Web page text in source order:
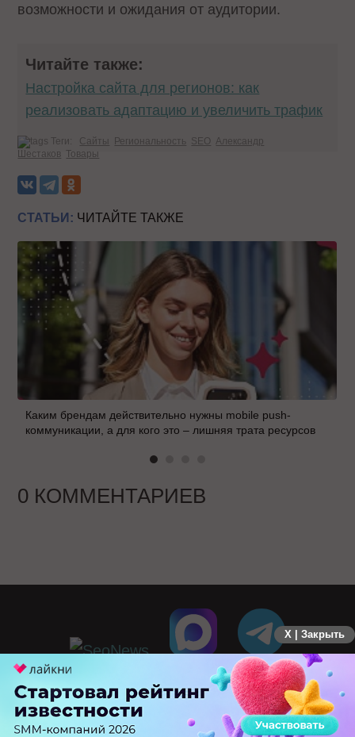
возможности и ожидания от аудитории.
Читайте также:
Настройка сайта для регионов: как
реализовать адаптацию и увеличить трафик
Теги: Сайты Региональность SEO
Александр
Шестаков
Товары
СТАТЬИ: ЧИТАЙТЕ ТАКЖЕ
Каким брендам действительно нужны mobile push-
коммуникации, а для кого это – лишняя трата ресурсов
0 КОММЕНТАРИЕВ
X | Закрыть
ПЕРЕЙТИ НА ПОЛНУЮ ВЕРСИЮ
© SEOnews.ru Все права защищены. 2026